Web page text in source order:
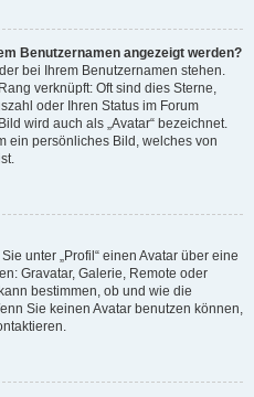
Benutzernamen angezeigt werden?
bei Ihrem Benutzernamen stehen.
verknüpft: Oft sind dies Sterne,
oder Ihren Status im Forum
wird auch als „Avatar“ bezeichnet.
ein persönliches Bild, welches von
unter „Profil“ einen Avatar über eine
Gravatar, Galerie, Remote oder
bestimmen, ob und wie die
Sie keinen Avatar benutzen können,